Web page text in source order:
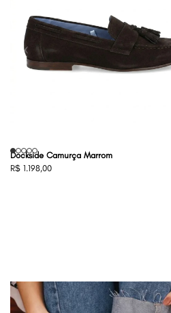
‹
Dockside Camurça Marrom
R$ 1.198,00